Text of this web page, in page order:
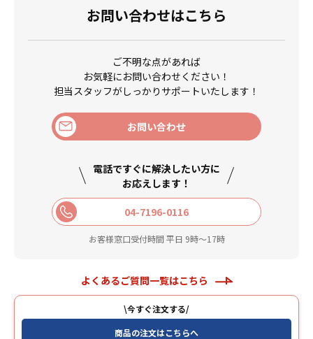
お問い合わせはこちら
ご不明な点があれば
お気軽にお問い合わせください！
担当スタッフがしっかりサポートいたします！
お問い合わせ
電話ですぐに解決したい方に
お応えします！
04-7196-0116
お客様窓口受付時間 平日 9時〜17時
よくあるご質問一覧はこちら
\今すぐ注文する/
商品の注文はこちらへ